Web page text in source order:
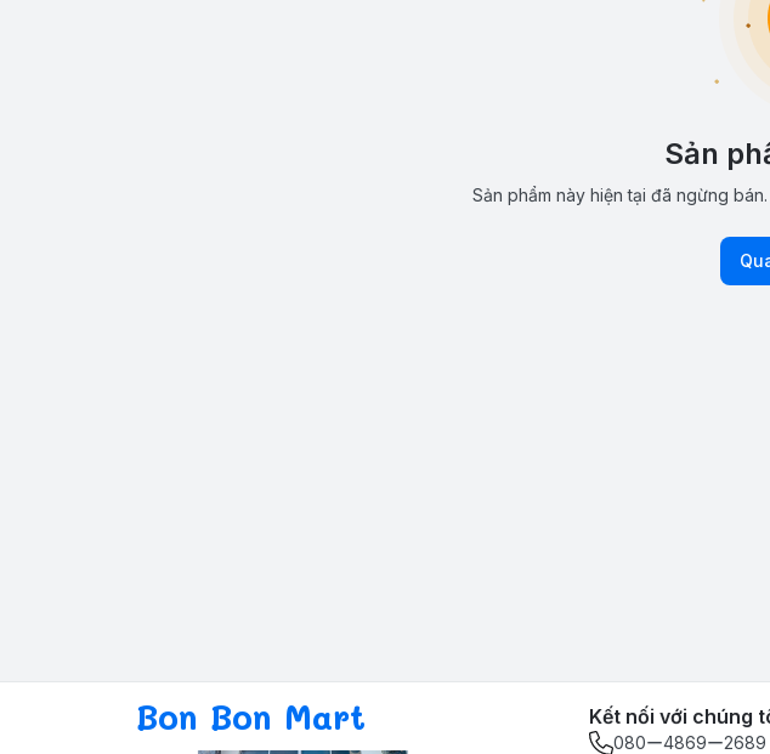
Sản
Sản phẩm này hiện tại đã ngừng
Bon Bon Mart Kết nối với chúng
080ー4869ー2689